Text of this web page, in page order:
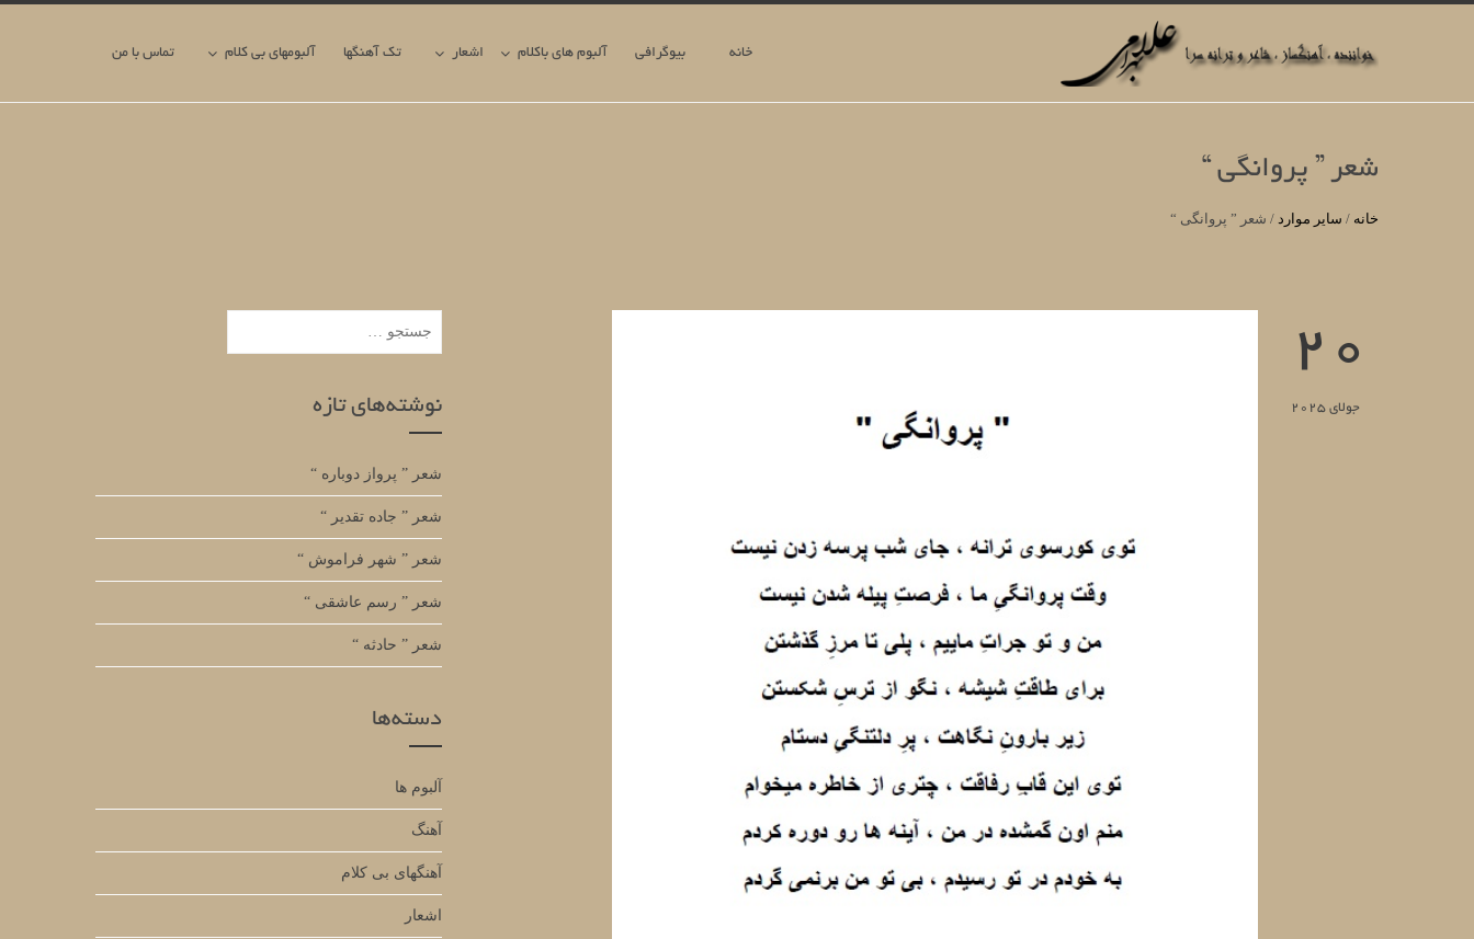
خانه بیوگرافی آلبوم های باکلام اشعار تک آهنگها آلبومهای بی کلام تماس با من
شعر ” پروانگی “
خانه / سایر موارد / شعر ” پروانگی “
20
جولای 2025
جستجو
برای:
نوشته‌های تازه
شعر ” پرواز دوباره “
شعر ” جاده تقدیر “
شعر ” شهر فراموش “
شعر ” رسم عاشقی “
شعر ” حادثه “
دسته‌ها
آلبوم ها
آهنگ
آهنگهای بی کلام
اشعار